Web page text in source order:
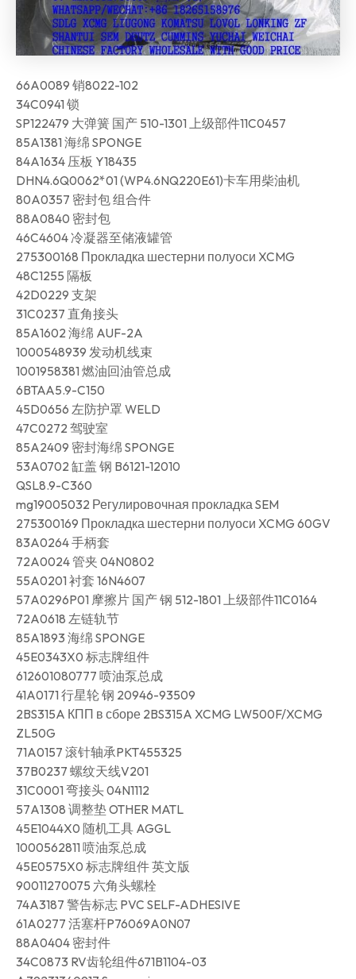
66A0089 销8022-102
34C0941 锁
SP122479 大弹簧 国产 510-1301 上级部件11C0457
85A1381 海绵 SPONGE
84A1634 压板 Y18435
DHN4.6Q0062*01 (WP4.6NQ220E61)卡车用柴油机
80A0357 密封包 组合件
88A0840 密封包
46C4604 冷凝器至储液罐管
275300168 Прокладка шестерни полуоси XCMG
48C1255 隔板
42D0229 支架
31C0237 直角接头
85A1602 海绵 AUF-2A
1000548939 发动机线束
1001958381 燃油回油管总成
6BTAA5.9-C150
45D0656 左防护罩 WELD
47C0272 驾驶室
85A2409 密封海绵 SPONGE
53A0702 缸盖 钢 B6121-12010
QSL8.9-C360
mg19005032 Регулировочная прокладка SEM
275300169 Прокладка шестерни полуоси XCMG 60GV
83A0264 手柄套
72A0024 管夹 04N0802
55A0201 衬套 16N4607
57A0296P01 摩擦片 国产 钢 512-1801 上级部件11C0164
72A0618 左链轨节
85A1893 海绵 SPONGE
45E0343X0 标志牌组件
612601080777 喷油泵总成
41A0171 行星轮 钢 20946-93509
2BS315A КПП в сборе 2BS315A XCMG LW500F/XCMG
ZL50G
71A0157 滚针轴承PKT455325
37B0237 螺纹天线V201
31C0001 弯接头 04N1112
57A1308 调整垫 OTHER MATL
45E1044X0 随机工具 AGGL
1000562811 喷油泵总成
45E0575X0 标志牌组件 英文版
90011270075 六角头螺栓
74A3187 警告标志 PVC SELF-ADHESIVE
61A0277 活塞杆P76069A0N07
88A0404 密封件
34C0873 RV齿轮组件671B1104-03